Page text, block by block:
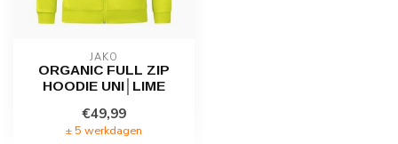
JAKO
ORGANIC FULL ZIP
HOODIE UNI│LIME
€49,99
± 5 werkdagen